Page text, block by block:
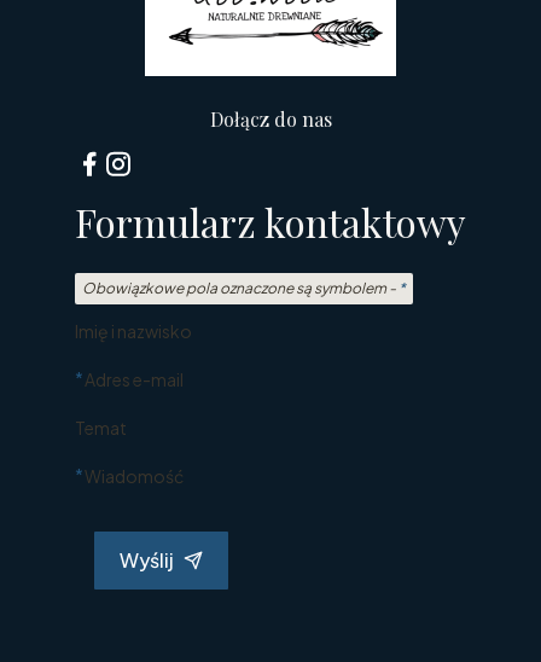
Dołącz do nas
Formularz kontaktowy
Obowiązkowe pola oznaczone są symbolem - *
Imię i nazwisko
*Adres e-mail
Temat
*Wiadomość
Wyślij